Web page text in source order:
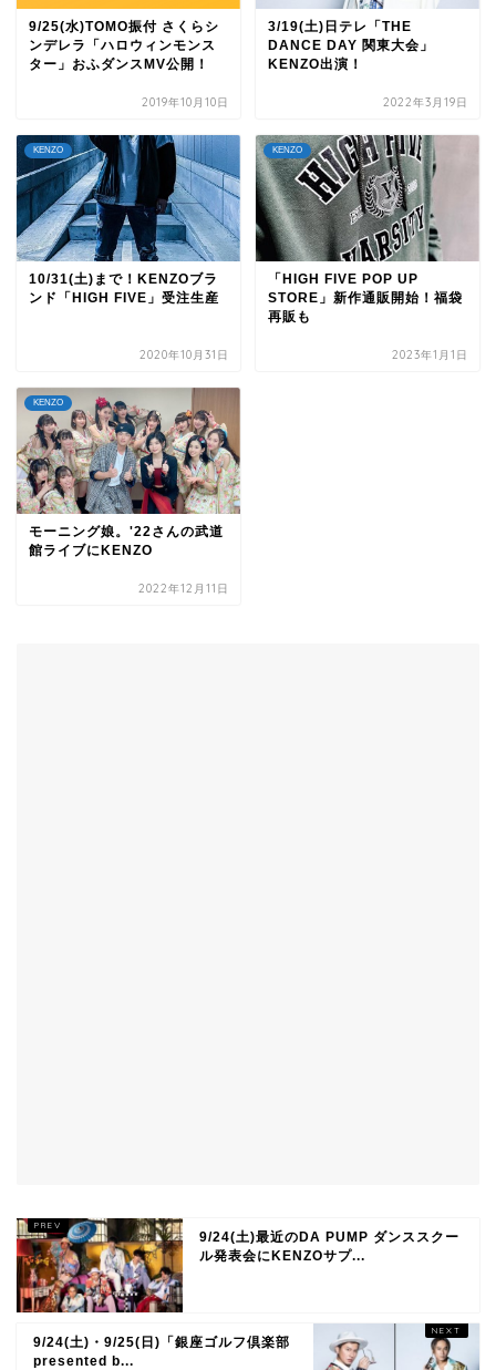
9/25(水)TOMO振付 さくらシ
ンデレラ「ハロウィンモンス
ター」おふダンスMV公開！
2019年10月10日
3/19(土)日テレ「THE
DANCE DAY 関東大会」
KENZO出演！
2022年3月19日
KENZO
10/31(土)まで！KENZOブラ
ンド「HIGH FIVE」受注生産
2020年10月31日
KENZO
「HIGH FIVE POP UP
STORE」新作通販開始！福袋
再販も
2023年1月1日
KENZO
モーニング娘。'22さんの武道
館ライブにKENZO
2022年12月11日
9/24(土)最近のDA PUMP ダンススクー
ル発表会にKENZOサプ...
9/24(土)・9/25(日)「銀座ゴルフ倶楽部
presented b...